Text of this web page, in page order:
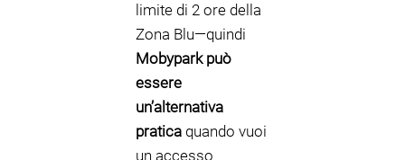
limite di 2 ore della
Zona Blu—quindi
Mobypark può
essere
un’alternativa
pratica quando vuoi
un accesso